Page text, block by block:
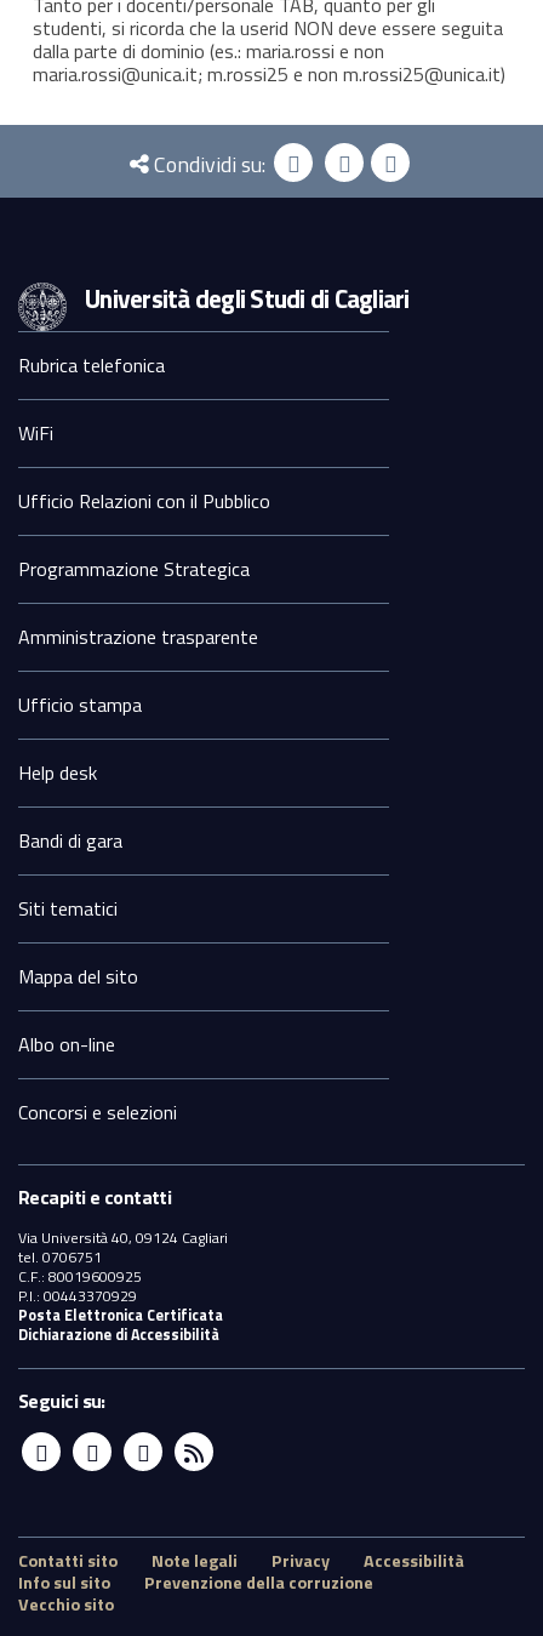
studenti, si ricorda che la userid NON deve essere seguita
dalla parte di dominio (es.: maria.rossi e non
maria.rossi@unica.it; m.rossi25 e non m.rossi25@unica.it)
Condividi su:
Università degli Studi di Cagliari
Sezione
Footer
Rubrica telefonica
WiFi
Ufficio Relazioni con il Pubblico
Programmazione Strategica
Amministrazione trasparente
Ufficio stampa
Help desk
Bandi di gara
Siti tematici
Mappa del sito
Albo on-line
Concorsi e selezioni
Recapiti e contatti
Via Università 40, 09124 Cagliari
tel. 0706751
C.F.: 80019600925
P.I.: 00443370929
Posta Elettronica Certificata
Dichiarazione di Accessibilità
Seguici su:
Sezione
Contatti sito Note legali Privacy
Accessibilità
Info sul sito
Prevenzione della corruzione
Vecchio sito